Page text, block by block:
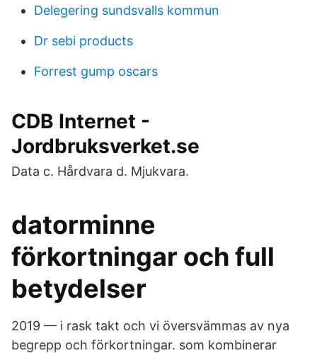
Delegering sundsvalls kommun
Dr sebi products
Forrest gump oscars
CDB Internet -
Jordbruksverket.se
Data c. Hårdvara d. Mjukvara.
datorminne
förkortningar och full
betydelser
2019 — i rask takt och vi översvämmas av nya
begrepp och förkortningar. som kombinerar